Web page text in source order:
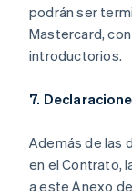
podrán ser
Mastercard,
introductorios.
7.
Además de las
en el Contrato,
a este Anexo